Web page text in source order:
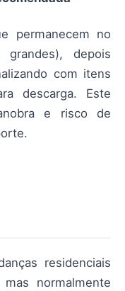
permanecem no
depois
com itens
descarga. Este
e risco de
residenciais
normalmente